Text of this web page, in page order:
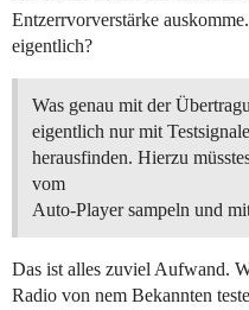
Entzerrvorverstärke
eigentlich?
Was genau mit der
eigentlich nur mit
herausfinden. Hierzu
vom
Auto-Player sampeln und
Das ist alles zuviel Aufwand.
Radio von nem Bekannten